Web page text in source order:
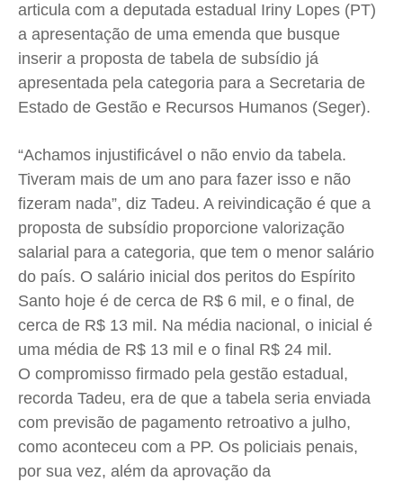
Anuncie
Privacidade
Anuncie
Privacidade
Anuncie
Privacidade
Anuncie
Privacidade
articula com a deputada estadual Iriny Lopes (PT)
a apresentação de uma emenda que busque
inserir a proposta de tabela de subsídio já
apresentada pela categoria para a Secretaria de
Estado de Gestão e Recursos Humanos (Seger).
“Achamos injustificável o não envio da tabela.
Tiveram mais de um ano para fazer isso e não
fizeram nada”, diz Tadeu. A reivindicação é que a
proposta de subsídio proporcione valorização
salarial para a categoria, que tem o menor salário
do país. O salário inicial dos peritos do Espírito
Santo hoje é de cerca de R$ 6 mil, e o final, de
cerca de R$ 13 mil. Na média nacional, o inicial é
uma média de R$ 13 mil e o final R$ 24 mil.
O compromisso firmado pela gestão estadual,
recorda Tadeu, era de que a tabela seria enviada
com previsão de pagamento retroativo a julho,
como aconteceu com a PP. Os policiais penais,
por sua vez, além da aprovação da